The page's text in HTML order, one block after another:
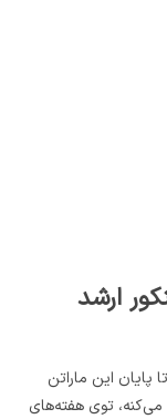
تا کنکور ارشد
۴۰ روز طلایی تا پایان این ماراتن
توی هفته‌های